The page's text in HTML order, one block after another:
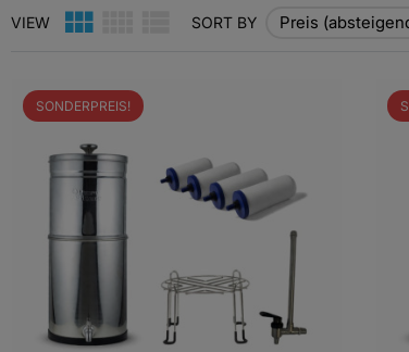
VIEW SORT BY Preis
SONDERPREIS!